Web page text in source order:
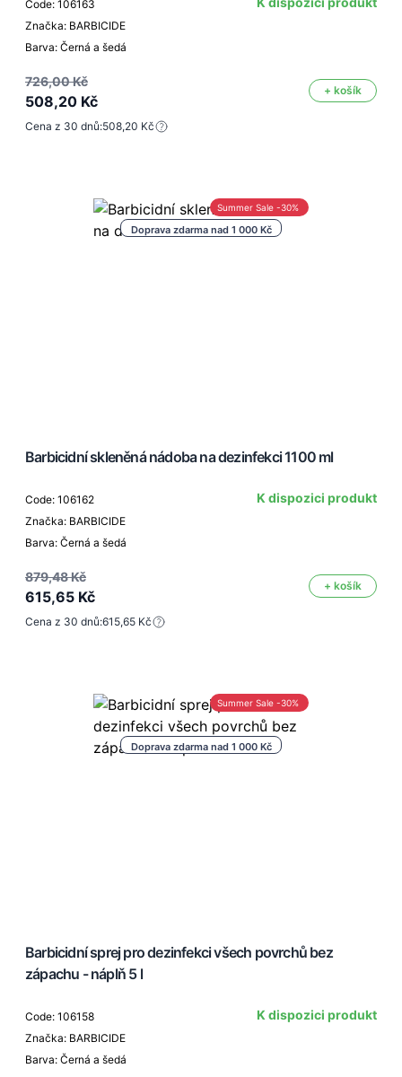
Code: 106163
Značka: BARBICIDE
Barva: Černá a šedá
726,00 Kč
508,20 Kč
+ košík
Cena z 30 dnů:508,20 Kč
Doprava zdarma nad 1 000 Kč
Summer Sale -30%
Barbicidní skleněná nádoba na dezinfekci 1100 ml
Code: 106162
Značka: BARBICIDE
Barva: Černá a šedá
K dispozici produkt
879,48 Kč
615,65 Kč
+ košík
Cena z 30 dnů:615,65 Kč
Doprava zdarma nad 1 000 Kč
Summer Sale -30%
Barbicidní sprej pro dezinfekci všech povrchů bez
zápachu - náplň 5 l
Code: 106158
Značka: BARBICIDE
Barva: Černá a šedá
K dispozici produkt